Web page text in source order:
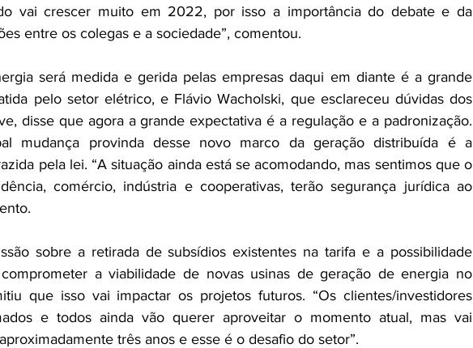
vai crescer muito em 2022, por isso a importância do debate e da
entre os colegas e a sociedade”, comentou.
será medida e gerida pelas empresas daqui em diante é a grande
pelo setor elétrico, e Flávio Wacholski, que esclareceu dúvidas dos
disse que agora a grande expectativa é a regulação e a padronização.
mudança provinda desse novo marco da geração distribuída é a
pela lei. “A situação ainda está se acomodando, mas sentimos que o
comércio, indústria e cooperativas, terão segurança jurídica ao
sobre a retirada de subsídios existentes na tarifa e a possibilidade
a viabilidade de novas usinas de geração de energia no
que isso vai impactar os projetos futuros. “Os clientes/investidores
e todos ainda vão querer aproveitar o momento atual, mas vai
três anos e esse é o desafio do setor”.